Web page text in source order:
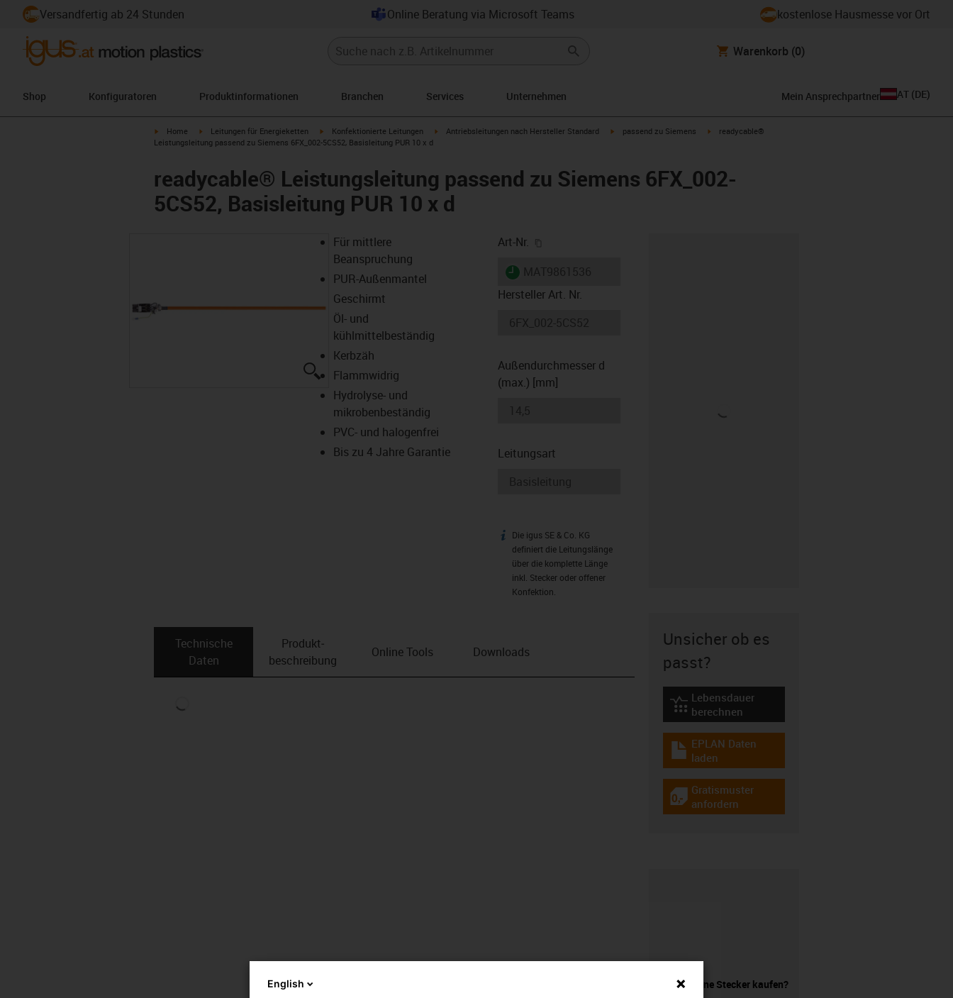
Versandfertig ab 24 Stunden Online Beratung via Microsoft Teams kostenlose Hausmesse vor Ort
Warenkorb (0)
Shop Konfiguratoren Produktinformationen Branchen Services Unternehmen Mein Ansprechpartner AT (DE)
igus-icon-arrow-right
Home igus-icon-arrow-right
Leitungen für Energieketten igus-icon-arrow-right
Konfektionierte Leitungen igus-icon-arrow-right
Antriebsleitungen nach Hersteller Standard igus-icon-arrow-right
passend zu Siemens igus-icon-arrow-right
readycable®
Leistungsleitung passend zu Siemens 6FX_002-5CS52, Basisleitung PUR 10 x d
readycable® Leistungsleitung passend zu Siemens 6FX_002-
5CS52, Basisleitung PUR 10 x d
igus-icon-lupe
Für mittlere
Beanspruchung
PUR-Außenmantel
Geschirmt
Öl- und
kühlmittelbeständig
Kerbzäh
Flammwidrig
Hydrolyse- und
mikrobenbeständig
PVC- und halogenfrei
Bis zu 4 Jahre Garantie
Art-Nr.
igus-icon-lieferzeit
Hersteller Art. Nr.
Außendurchmesser d
(max.) [mm]
Leitungsart
igus-icon-info
Die igus SE & Co. KG
definiert die Leitungslänge
über die komplette Länge
inkl. Stecker oder offener
Konfektion.
Technische
Daten
Produkt­
beschreibung
Online Tools Downloads
Unsicher ob es
passt?
igus-icon-lebensdauerrechner
Lebensdauer
berechnen
igus-icon-download-plan
EPLAN Daten
laden
igus-icon-gratismuster
Gratismuster
anfordern
Leitung ohne Stecker kaufen?
English